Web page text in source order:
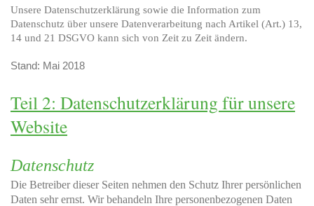
Unsere Datenschutzerklärung sowie die Information zum
Datenschutz über unsere Datenverarbeitung nach Artikel (Art.) 13,
14 und 21 DSGVO kann sich von Zeit zu Zeit ändern.
Stand: Mai 2018
Teil 2: Datenschutzerklärung für unsere
Website
Datenschutz
Die Betreiber dieser Seiten nehmen den Schutz Ihrer persönlichen
Daten sehr ernst. Wir behandeln Ihre personenbezogenen Daten